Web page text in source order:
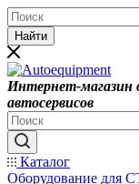
Найти
Интернет-магазин
автосервисов
Каталог
Оборудование для